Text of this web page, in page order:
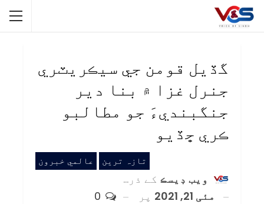
گڏيل قومن جي سيڪريٽري
جنرل غزا ۾ بنا دير
جنگبنديءَ جو مطالبو
ڪري ڇڏيو
تازہ ترین عالمي خبرون
ويب ڊيسڪ کے ذریعہ
مئی 21, 2021
پر